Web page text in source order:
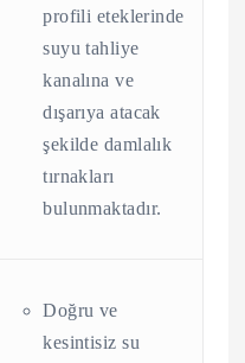
profili eteklerinde
suyu tahliye
kanalına ve
dışarıya atacak
şekilde damlalık
tırnakları
bulunmaktadır.
Doğru ve
kesintisiz su